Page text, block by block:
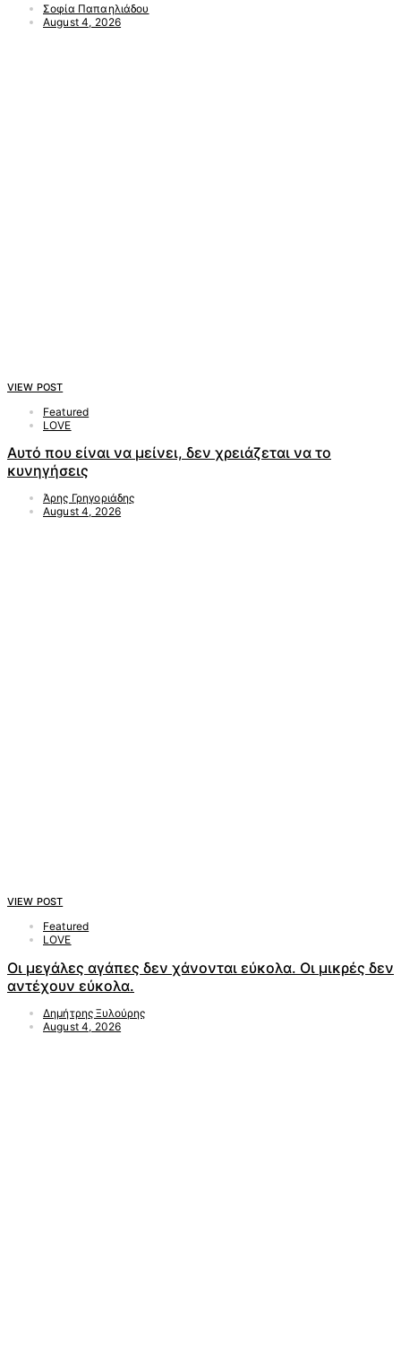
Σοφία Παπαηλιάδου
August 4, 2026
VIEW POST
Featured
LOVE
Αυτό που είναι να μείνει, δεν χρειάζεται να το
κυνηγήσεις
Άρης Γρηγοριάδης
August 4, 2026
VIEW POST
Featured
LOVE
Οι μεγάλες αγάπες δεν χάνονται εύκολα. Οι μικρές δεν
αντέχουν εύκολα.
Δημήτρης Ξυλούρης
August 4, 2026